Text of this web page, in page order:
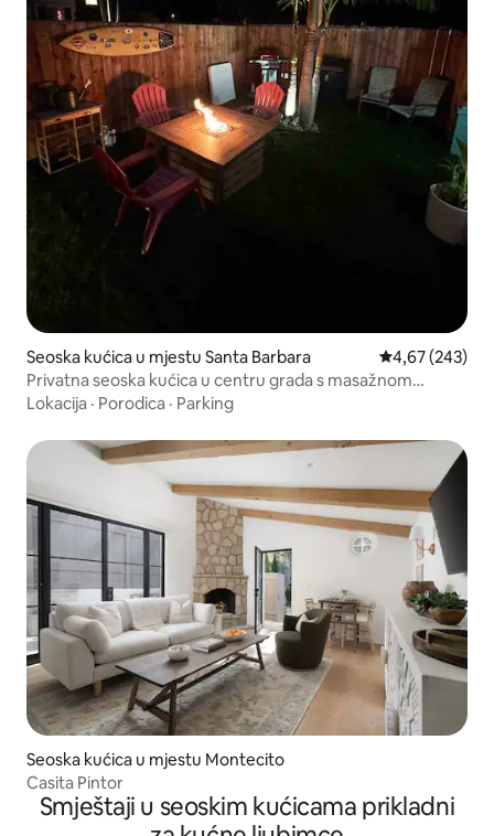
Seoska kućica u mjestu Santa Barbara Prosječna
4,67 (243)
Privatna seoska kućica u centru grada s masažnom
kadom i terasom
Lokacija · Porodica · Parking
Seoska kućica u mjestu Montecito
Casita Pintor
Smještaji u seoskim kućicama prikladni